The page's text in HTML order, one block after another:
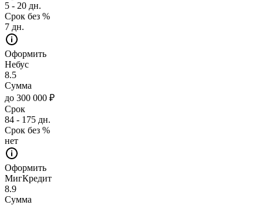
5 - 20 дн.
Срок без %
7 дн.
Оформить
Небус
8.5
Сумма
до 300 000 ₽
Срок
84 - 175 дн.
Срок без %
нет
Оформить
МигКредит
8.9
Сумма